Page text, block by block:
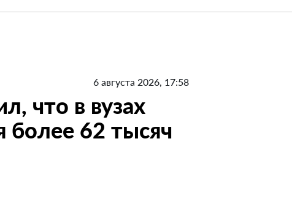
6 августа 2026, 17:58
что в вузах
более 62 тысяч